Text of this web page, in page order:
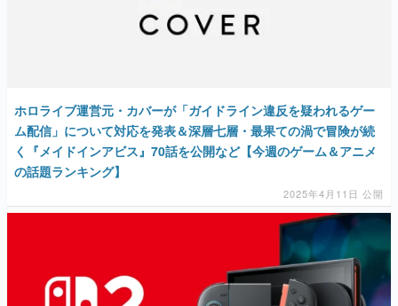
ホロライブ運営元・カバーが「ガイドライン違反を疑われるゲー
ム配信」について対応を発表＆深層七層・最果ての渦で冒険が続
く『メイドインアビス』70話を公開など【今週のゲーム＆アニメ
の話題ランキング】
2025年4月11日 公開